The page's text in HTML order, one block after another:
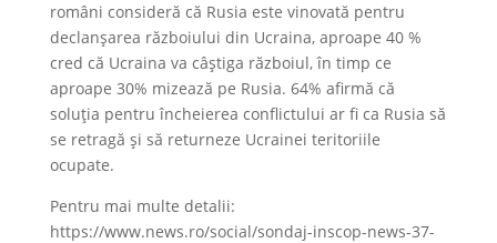
români consideră că Rusia este vinovată pentru
declanşarea războiului din Ucraina, aproape 40 %
cred că Ucraina va câştiga războiul, în timp ce
aproape 30% mizează pe Rusia. 64% afirmă că
soluţia pentru încheierea conflictului ar fi ca Rusia să
se retragă şi să returneze Ucrainei teritoriile
ocupate.
Pentru mai multe detalii:
https://www.news.ro/social/sondaj-inscop-news-37-